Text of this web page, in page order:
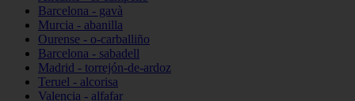
Barcelona - gavà
Murcia - abanilla
Ourense - o-carballiño
Barcelona - sabadell
Madrid - torrejón-de-ardoz
Teruel - alcorisa
Valencia - alfafar